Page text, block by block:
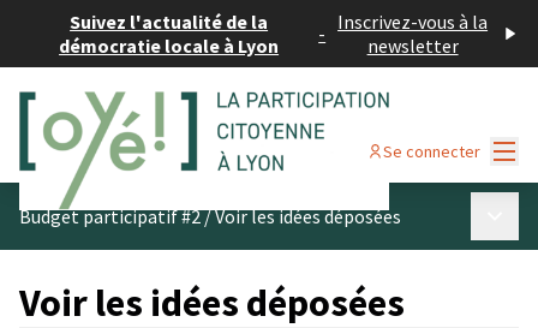
Suivez l'actualité de la
démocratie locale à Lyon
- Inscrivez-vous à la
newsletter
Se connecter
Budget participatif #2/Voir les idées déposées
Voir les idées déposées